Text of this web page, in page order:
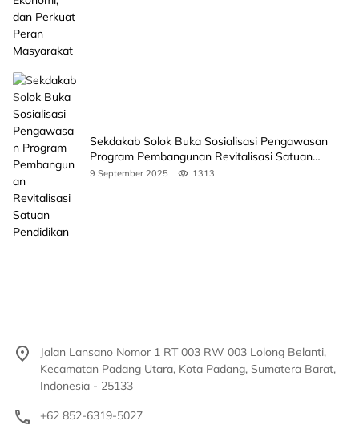
Sekdakab Solok Buka Sosialisasi Pengawasan
Program Pembangunan Revitalisasi Satuan
Pendidikan
9 September 2025 1313
Jalan Lansano Nomor 1 RT 003 RW 003 Lolong Belanti,
Kecamatan Padang Utara, Kota Padang, Sumatera Barat,
Indonesia - 25133
+62 852-6319-5027